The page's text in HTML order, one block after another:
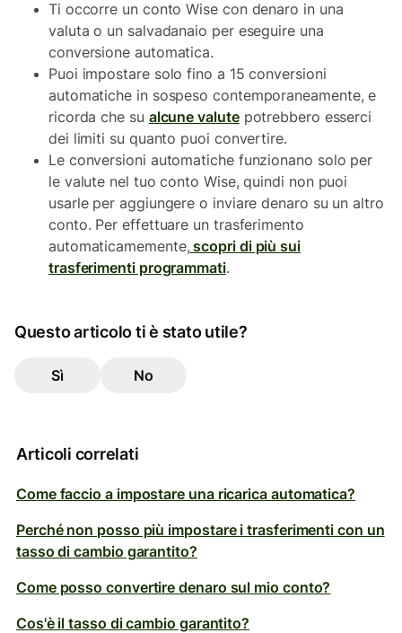
Ti occorre un conto Wise con denaro in una
valuta o un salvadanaio per eseguire una
conversione automatica.
Puoi impostare solo fino a 15 conversioni
automatiche in sospeso contemporaneamente, e
ricorda che su alcune valutepotrebbero esserci
dei limiti su quanto puoi convertire.
Le conversioni automatiche funzionano solo per
le valute nel tuo conto Wise, quindi non puoi
usarle per aggiungere o inviare denaro su un altro
conto. Per effettuare un trasferimento
automaticamemente, scopri di più sui
trasferimenti programmati.
Questo articolo ti è stato utile?
Sì No
Articoli correlati
Come faccio a impostare una ricarica automatica?
Perché non posso più impostare i trasferimenti con un
tasso di cambio garantito?
Come posso convertire denaro sul mio conto?
Cos'è il tasso di cambio garantito?